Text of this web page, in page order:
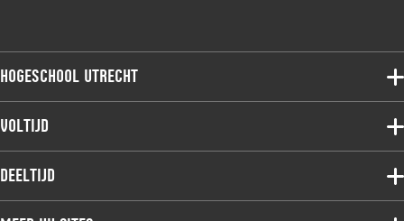
Hogeschool Utrecht
Voltijdopleidingen
Deeltijdopleidingen
Onderzoek
Voltijd
Associate degree
Bachelor
Deeltijd
Associate degree